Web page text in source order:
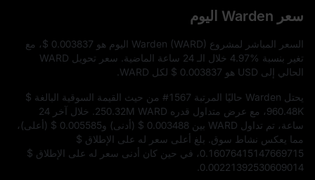
سعر Warden اليوم
السعر المباشر لمشروع Warden (WARD) اليوم هو $ 0.003837، مع
تغير بنسبة 4.97%
خلال الـ 24 ساعة الماضية. سعر تحويل WARD
الحالي إلى USD هو
$ 0.003837 لكل WARD.
يحتل Warden حاليًا المرتبة #1567 من حيث القيمة السوقية البالغة $
960.48K، مع عرض متداول قدره 250.32M WARD
. خلال آخر 24
ساعة، تم تداول WARD بين
$ 0.003488 (أدنى) و$ 0.005585 (أعلى)،
مما يعكس نشاط سوق. بلغ أعلى سعر له على الإطلاق $
0.16076415147669715، في حين كان أدنى سعر له على الإطلاق $
0.00221392530609014